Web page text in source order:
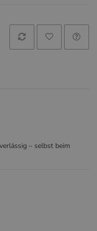
– selbst beim